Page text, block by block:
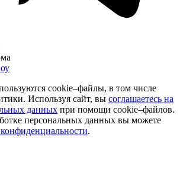
cookie–файлы, в том числе
Используя сайт, вы соглашаетесь на
данных при помощи cookie–файлов.
персональных данных вы можете
.